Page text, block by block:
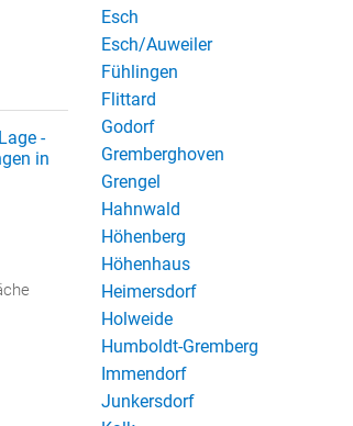
-
in
Esch
Esch/Auweiler
Fühlingen
Flittard
Godorf
Gremberghoven
Grengel
Hahnwald
Höhenberg
Höhenhaus
Heimersdorf
Holweide
Humboldt-Gremberg
Immendorf
Junkersdorf